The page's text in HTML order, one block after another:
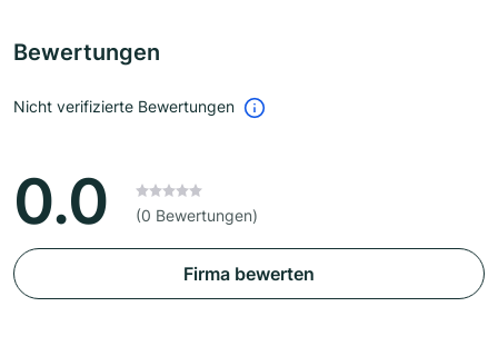
Bewertungen
Nicht verifizierte Bewertungen
0.0 (0 Bewertungen)
Firma bewerten